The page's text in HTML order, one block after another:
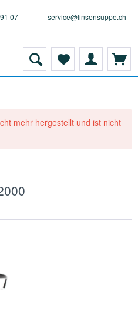
07 service@linsensuppe.ch
mehr hergestellt und ist nicht